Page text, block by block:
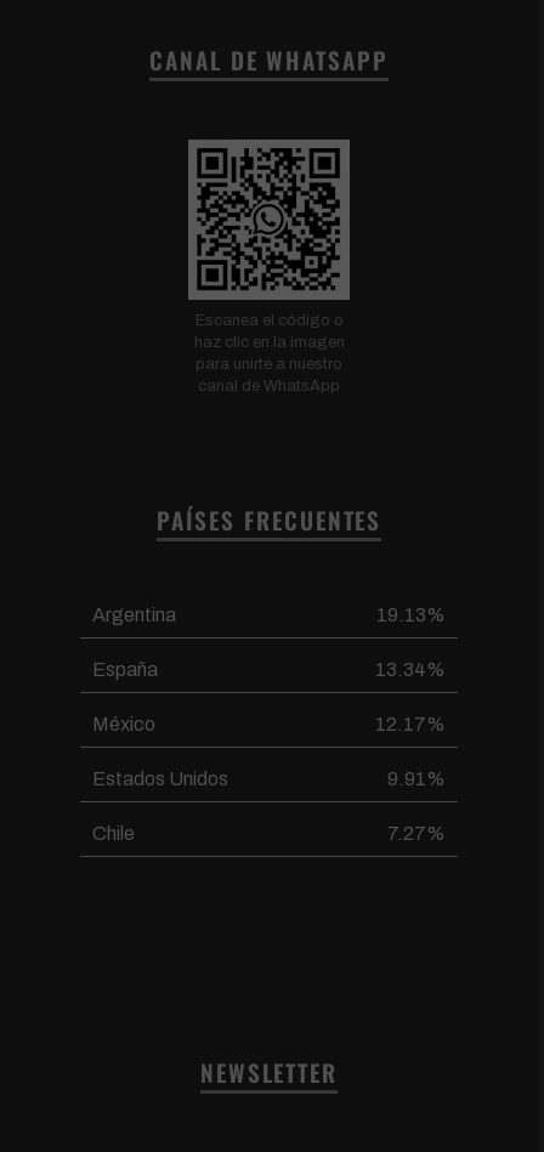
CANAL DE WHATSAPP
Escanea el código o
haz clic en la imagen
para unirte a nuestro
canal de WhatsApp
PAÍSES FRECUENTES
Argentina 19.13%
España 13.34%
México 12.17%
Estados Unidos 9.91%
Chile 7.27%
NEWSLETTER